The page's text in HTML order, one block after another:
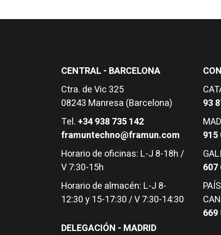
CENTRAL - BARCELONA
Ctra. de Vic 325
08243 Manresa (Barcelona)
Tel. +34 938 735 142
framuntechno@framun.com
Horario de oficinas: L-J 8-18h /
V 7:30-15h
Horario de almacén: L-J 8-
12:30 y 15-17:30 / V 7:30-14:30
DELEGACIÓN - MADRID
93
915
607
669